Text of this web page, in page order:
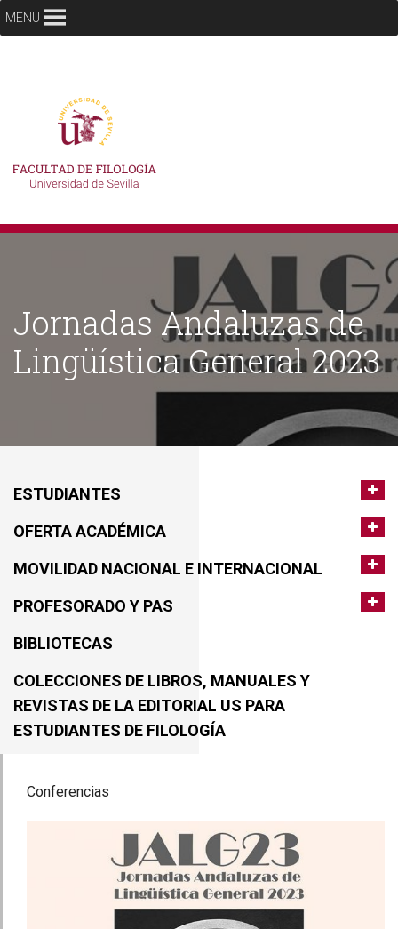
MENU
Jornadas Andaluzas de
Lingüística General 2023
ESTUDIANTES
OFERTA ACADÉMICA
MOVILIDAD NACIONAL E INTERNACIONAL
PROFESORADO Y PAS
BIBLIOTECAS
COLECCIONES DE LIBROS, MANUALES Y
REVISTAS DE LA EDITORIAL US PARA
ESTUDIANTES DE FILOLOGÍA
Conferencias